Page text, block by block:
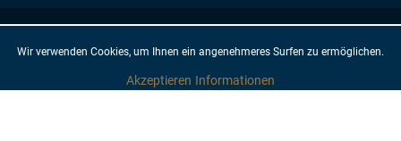
Wir verwenden Cookies, um Ihnen ein angenehmeres Surfen zu ermöglichen.
Akzeptieren Informationen
AGB IMPRESSUM DATENSCHUTZ NEWSLETTER KONTAKT